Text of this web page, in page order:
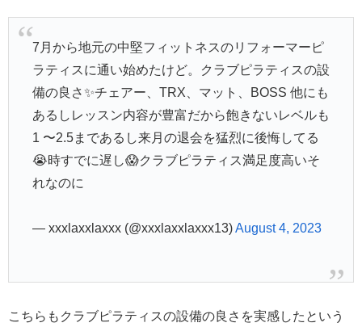
7月から地元の中堅フィットネスのリフォーマーピ
ラティスに通い始めたけど。クラブピラティスの設
備の良さ✨チェアー、TRX、マット、BOSS 他にも
あるしレッスン内容が豊富だから飽きないレベルも
1 〜2.5まであるし来月の退会を猛烈に後悔してる
😭時すでに遅し😱クラブピラティス満足度高いそ
れなのに
— xxxlaxxlaxxx (@xxxlaxxlaxxx13)August 4, 2023
こちらもクラブピラティスの設備の良さを実感したという